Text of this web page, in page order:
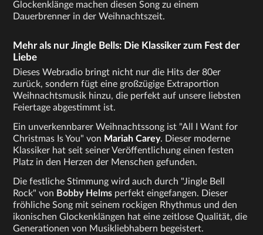
Glockenklänge machen diesen Song zu einem
Dauerbrenner in der Weihnachtszeit.
Mehr als nur Jingle Bells: Die Klassiker zum Fest der
Liebe
Dieses Webradio bringt nicht nur die Hits der 80er
zurück, sondern fügt eine großzügige Extraportion
Weihnachtsmusik hinzu, die perfekt auf unsere liebsten
Feiertage abgestimmt ist.
Ein unverkennbarer Weihnachtssong ist "All I Want for
Christmas Is You" von Mariah Carey. Dieser moderne
Klassiker hat seit seiner Veröffentlichung einen festen
Platz in den Herzen der Menschen gefunden.
Die festliche Stimmung wird auch durch "Jingle Bell
Rock" von Bobby Helms perfekt eingefangen. Dieser
fröhliche Song mit seinem rockigen Rhythmus und den
ikonischen Glockenklängen hat eine zeitlose Qualität, die
Generationen von Musikliebhabern begeistert.